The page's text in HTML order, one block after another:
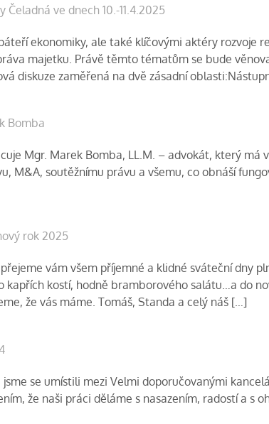
Čeladná ve dnech 10.-11.4.2025
ekonomiky, ale také klíčovými aktéry
majetku. Právě těmto tématům se bude
diskuze zaměřená na dvě zásadní
Bomba
Mgr. Marek Bomba, LL.M. – advokát, který
M&A, soutěžnímu právu a všemu, co obnáší
rok 2025
vám všem příjemné a klidné sváteční dny
kapřích kostí, hodně bramborového salátu…a do
že vás máme. Tomáš, Standa a celý náš […]
se umístili mezi Velmi doporučovanými
že naši práci děláme s nasazením, radostí a